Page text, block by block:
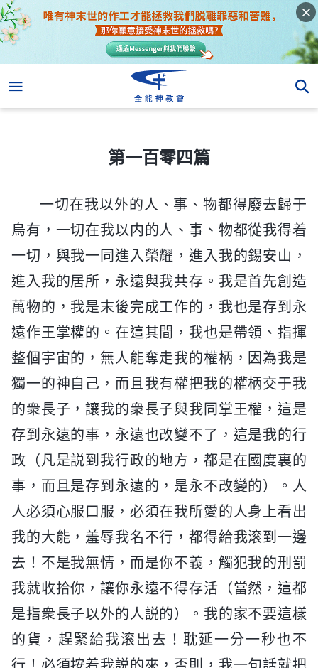
第一百零四篇
一切在我以外的人、事、物都得廢去歸于
烏有，一切在我以内的人、事、物都從我得着
一切，與我一同進入榮耀，進入我的錫安山，
進入我的居所，永遠與我共存。我是首先創造
萬物的，我是末後完成工作的，我也是存到永
遠作王掌權的。在這其間，我也是帶領、指揮
整個宇宙的，無人能奪走我的權柄，因為我是
獨一的神自己，而且我有權把我的權柄交于我
的衆長子，讓我的衆長子與我同掌王權，這是
存到永遠的事，永遠也改變不了，這是我的行
政（凡是説到我行政的地方，都是在國度裏的
事，而且是存到永遠的，是永不改變的）。人
人必須心服口服，必須在我所愛的人身上看出
我的大能，羞辱我名不行，都得給我滚到一邊
去！不是我無情，而是你不義，觸犯我的刑罰
我就收拾你，讓你永遠不得存活（當然，這都
是指衆長子以外的人説的）。我的家不要這樣
的貨，趕緊給我滚出去！耽延一分一秒也不